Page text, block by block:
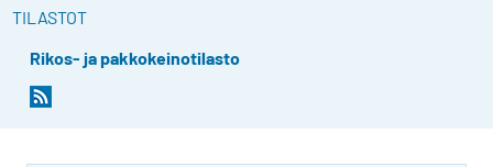
TILASTOT
Rikos- ja pakkokeinotilasto